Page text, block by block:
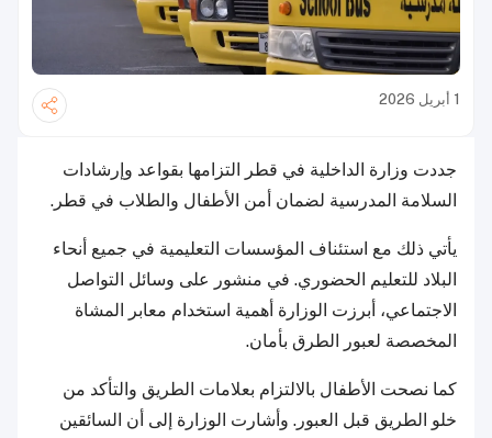
1 أبريل 2026
جددت وزارة الداخلية في قطر التزامها بقواعد وإرشادات
السلامة المدرسية لضمان أمن الأطفال والطلاب في قطر.
يأتي ذلك مع استئناف المؤسسات التعليمية في جميع أنحاء
البلاد للتعليم الحضوري. في منشور على وسائل التواصل
الاجتماعي، أبرزت الوزارة أهمية استخدام معابر المشاة
المخصصة لعبور الطرق بأمان.
كما نصحت الأطفال بالالتزام بعلامات الطريق والتأكد من
خلو الطريق قبل العبور. وأشارت الوزارة إلى أن السائقين